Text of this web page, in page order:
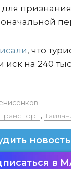
для
, что
на 240
,
новость
в